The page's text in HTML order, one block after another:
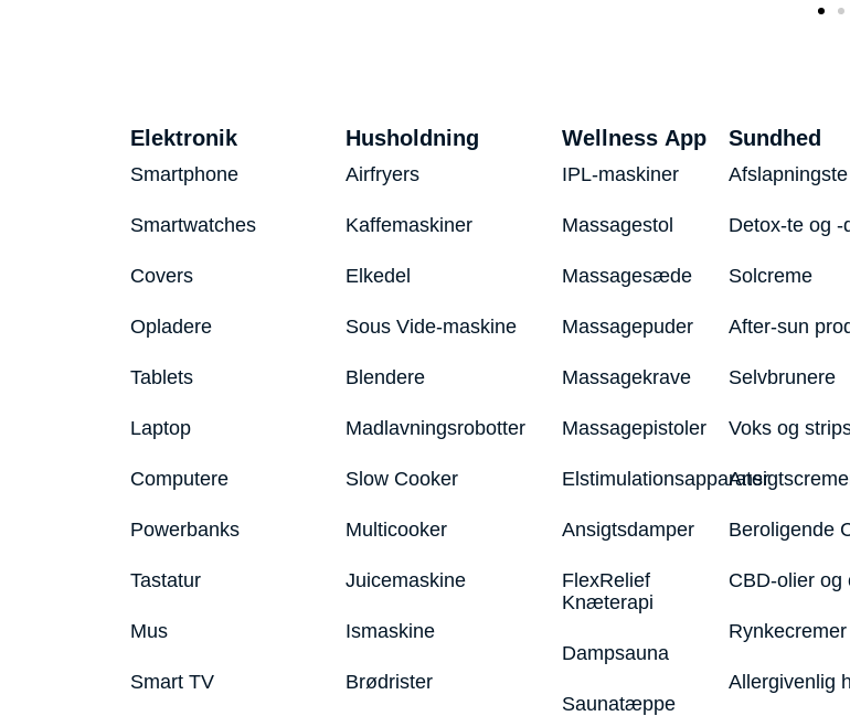
Elektronik
Smartphone
Smartwatches
Covers
Opladere
Tablets
Laptop
Computere
Powerbanks
Tastatur
Mus
Smart TV
Husholdning
Airfryers
Kaffemaskiner
Elkedel
Sous Vide-maskine
Blendere
Madlavningsrobotter
Slow Cooker
Multicooker
Juicemaskine
Ismaskine
Brødrister
Wellness App
IPL-maskiner
Massagestol
Massagesæde
Massagepuder
Massagekrave
Massagepistoler
Elstimulationsapparater
Ansigtsdamper
FlexRelief
Knæterapi
Dampsauna
Saunatæppe
Sundhed
Afslapningste
Detox-te og -
Solcreme
After-sun
Selvbrunere
Voks og
Beroligende
CBD-olier og
Rynkecremer
Allergivenlig